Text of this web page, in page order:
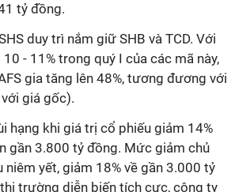
tỷ đồng.
duy trì nắm giữ SHB và TCD. Với
- 11% trong quý I của các mã này,
gia tăng lên 48%, tương đương với
giá gốc).
hạng khi giá trị cổ phiếu giảm 14%
gần 3.800 tỷ đồng. Mức giảm chủ
niêm yết, giảm 18% về gần 3.000 tỷ
trường diễn biến tích cực, công ty